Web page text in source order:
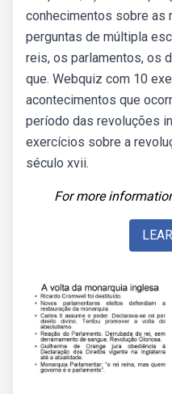
conhecimentos sobre as
perguntas de múltipla
reis, os parlamentos, os
que. Webquiz com 10
acontecimentos que
período das revoluções
exercícios sobre a
século xvii.
For more